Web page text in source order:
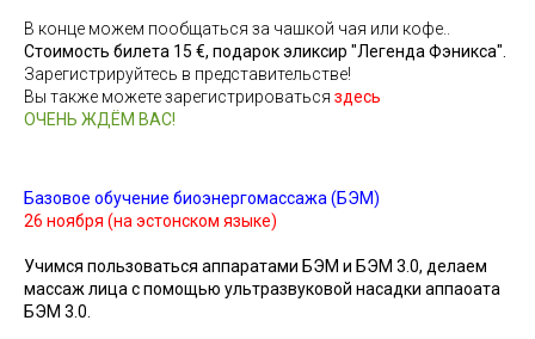
В конце можем пообщаться за чашкой чая или кофе..
Стоимость билета 15 €, подарок эликсир "Легенда Фэникса".
Зарегистрируйтесь в представительстве!
Вы также можете зарегистрироваться здесь
ОЧЕНЬ ЖДЁМ ВАС!
Базовое обучение биоэнергомассажа (БЭМ)
26 ноября (на эстонском языке)
Учимся пользоваться аппаратами БЭМ и БЭМ 3.0, делаем
массаж лица с помощью ультразвуковой насадки аппаоата
БЭМ 3.0.